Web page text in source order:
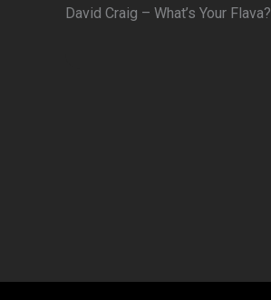
David Craig – What’s Your Flava?